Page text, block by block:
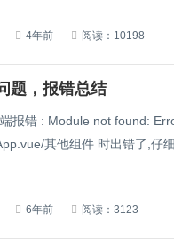
4年前 阅读：10198
题，报错总结
报错 : Module not found:
其他组件 时出错了,仔细
6年前 阅读：3123